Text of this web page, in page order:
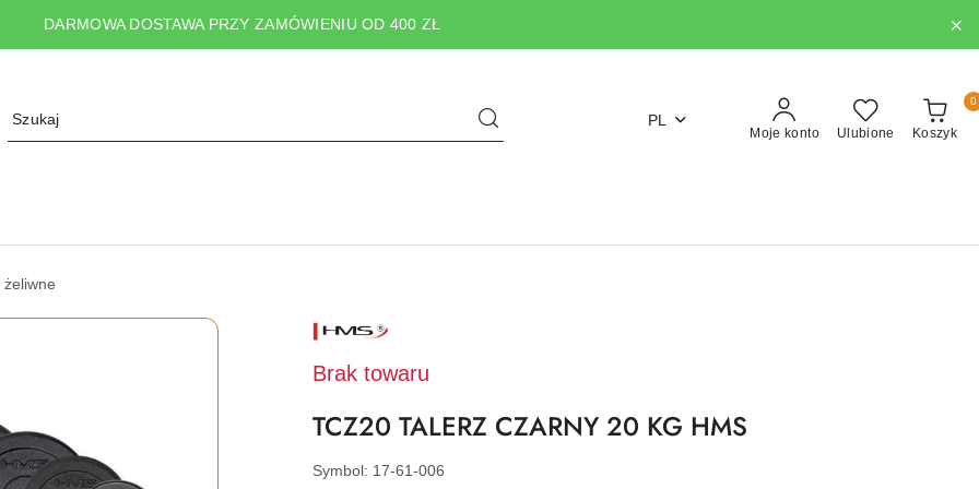
DARMOWA DOSTAWA PRZY ZAMÓWIENIU OD 400 ZŁ
PL
Moje konto Ulubione Koszyk
0
żeliwne
NAZWA
PRODUCENTA:
Brak towaru
TCZ20 TALERZ CZARNY 20 KG HMS
Symbol: 17-61-006